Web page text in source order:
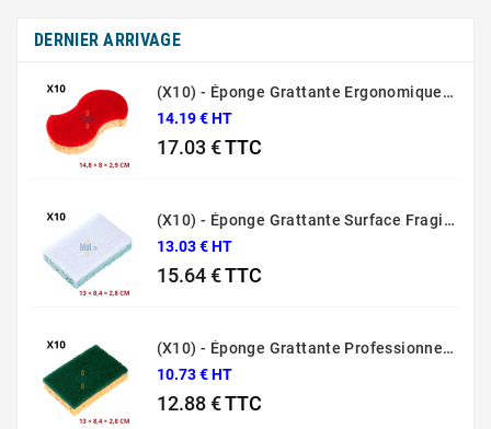
DERNIER ARRIVAGE
(X10) - Éponge Grattante Ergonomique Rouge Sponrex 92
14.19 € HT
17.03 €TTC
(X10) - Éponge Grattante Surface Fragile Bleue Sponrex 79
13.03 € HT
15.64 €TTC
(X10) - Éponge Grattante Professionnelle Sponrex 74
10.73 € HT
12.88 €TTC